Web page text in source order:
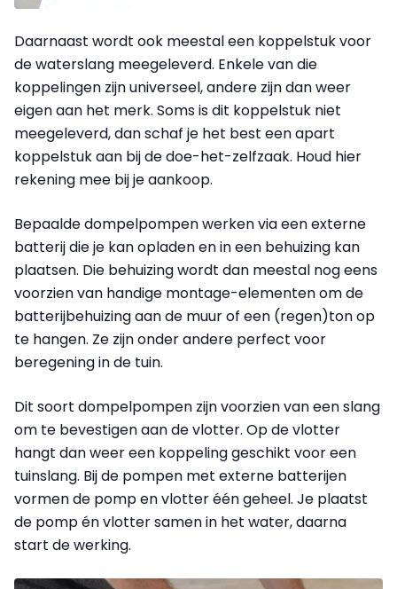
Daarnaast wordt ook meestal een koppelstuk voor
de waterslang meegeleverd. Enkele van die
koppelingen zijn universeel, andere zijn dan weer
eigen aan het merk. Soms is dit koppelstuk niet
meegeleverd, dan schaf je het best een apart
koppelstuk aan bij de doe-het-zelfzaak. Houd hier
rekening mee bij je aankoop.
Bepaalde dompelpompen werken via een externe
batterij die je kan opladen en in een behuizing kan
plaatsen. Die behuizing wordt dan meestal nog eens
voorzien van handige montage-elementen om de
batterijbehuizing aan de muur of een (regen)ton op
te hangen. Ze zijn onder andere perfect voor
beregening in de tuin.
Dit soort dompelpompen zijn voorzien van een slang
om te bevestigen aan de vlotter. Op de vlotter
hangt dan weer een koppeling geschikt voor een
tuinslang. Bij de pompen met externe batterijen
vormen de pomp en vlotter één geheel. Je plaatst
de pomp én vlotter samen in het water, daarna
start de werking.